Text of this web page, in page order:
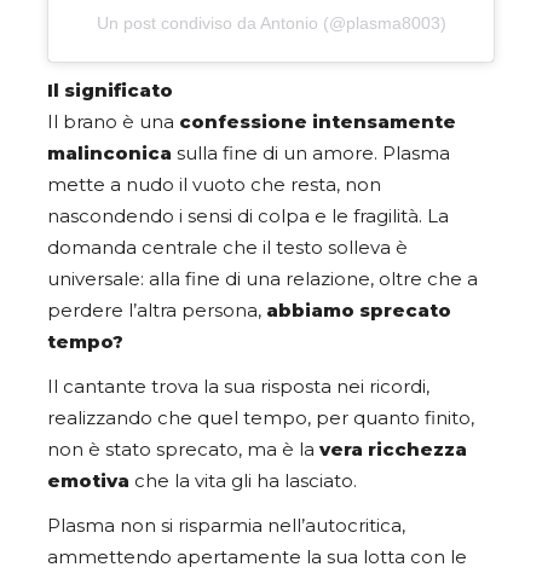
Un post condiviso da Antonio (@plasma8003)
Il significato
Il brano è una confessione intensamente
malinconica sulla fine di un amore. Plasma
mette a nudo il vuoto che resta, non
nascondendo i sensi di colpa e le fragilità. La
domanda centrale che il testo solleva è
universale: alla fine di una relazione, oltre che a
perdere l’altra persona, abbiamo sprecato
tempo?
Il cantante trova la sua risposta nei ricordi,
realizzando che quel tempo, per quanto finito,
non è stato sprecato, ma è la vera ricchezza
emotiva che la vita gli ha lasciato.
Plasma non si risparmia nell’autocritica,
ammettendo apertamente la sua lotta con le